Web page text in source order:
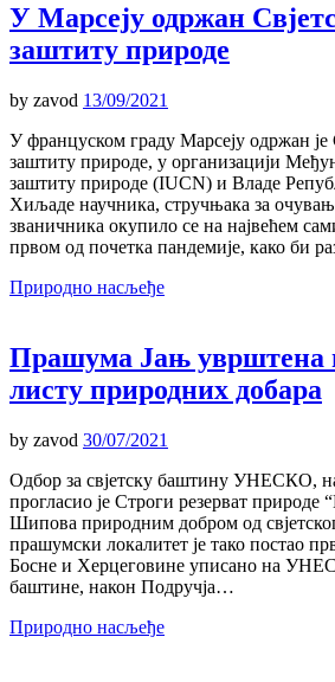
У Марсеју одржан
заштиту природе
by zavod 13/09/2021
У француском граду Марсеју одржан је
заштиту природе, у организацији
заштиту природе (IUCN) и Владе
Хиљаде научника, стручњака за
званичника окупило се на највећем
првом од почетка пандемије, како би
Природно насљеђе
Прашума Јањ
листу природних добара
by zavod 30/07/2021
Одбор за свјетску баштину УНЕСКО,
прогласио је Строги резерват
Шипова природним добром од свјетског
прашумски локалитет је тако постао
Босне и Херцеговине уписано на
баштине, након Подручја…
Природно насљеђе